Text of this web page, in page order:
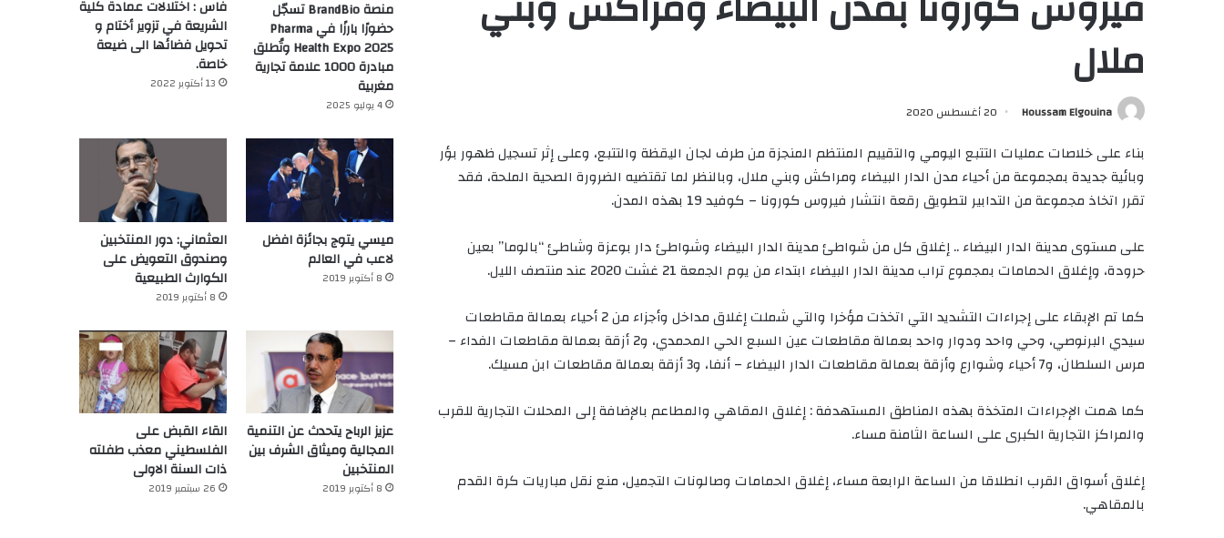
ملال
Houssam Elgouina 20 أغسطس 2020
بناء على خلاصات عمليات التتبع اليومي والتقييم المنتظم المنجزة من طرف لجان اليقظة والتتبع، وعلى إثر تسجيل ظهور بؤر
وبائية جديدة بمجموعة من أحياء مدن الدار البيضاء ومراكش وبني ملال، وبالنظر لما تقتضيه الضرورة الصحية الملحة، فقد
تقرر اتخاذ مجموعة من التدابير لتطويق رقعة انتشار فيروس كورونا – كوفيد 19 بهذه المدن.
على مستوى مدينة الدار البيضاء .. إغلاق كل من شواطئ مدينة الدار البيضاء وشواطئ دار بوعزة وشاطئ “بالوما” بعين
حرودة، وإغلاق الحمامات بمجموع تراب مدينة الدار البيضاء ابتداء من يوم الجمعة 21 غشت 2020 عند منتصف الليل.
كما تم الإبقاء على إجراءات التشديد التي اتخذت مؤخرا والتي شملت إغلاق مداخل وأجزاء من 2 أحياء بعمالة مقاطعات
سيدي البرنوصي، وحي واحد ودوار واحد بعمالة مقاطعات عين السبع الحي المحمدي، و2 أزقة بعمالة مقاطعات الفداء –
مرس السلطان، و7 أحياء وشوارع وأزقة بعمالة مقاطعات الدار البيضاء – أنفا، و3 أزقة بعمالة مقاطعات ابن مسيك.
كما همت الإجراءات المتخذة بهذه المناطق المستهدفة : إغلاق المقاهي والمطاعم بالإضافة إلى المحلات التجارية للقرب
والمراكز التجارية الكبرى على الساعة الثامنة مساء.
إغلاق أسواق القرب انطلاقا من الساعة الرابعة مساء، إغلاق الحمامات وصالونات التجميل، منع نقل مباريات كرة القدم
بالمقاهي.
منصة BrandBio تسجّل
حضورًا بارزًا في Pharma
Health Expo 2025 وتُطلق
مبادرة 1000 علامة تجارية
مغربية
4 يوليو 2025
فاس : اختلالات عمادة كلية
الشريعة في تزوير أختام و
تحويل فضائها الى ضيعة
خاصة.
13 أكتوبر 2022
ميسي يتوج بجائزة افضل
لاعب في العالم‎
8 أكتوبر 2019
العثماني: دور المنتخبين
وصندوق التعويض على
الكوارث الطبيعية
8 أكتوبر 2019
عزيز الرباح يتحدث عن التنمية
المجالية وميثاق الشرف بين
المنتخبين
8 أكتوبر 2019
القاء القبض على
الفلسطيني معذب طفلته
ذات السنة الاولى
26 سبتمبر 2019